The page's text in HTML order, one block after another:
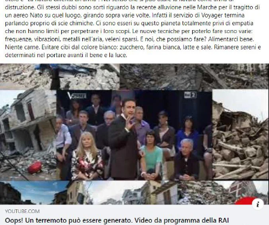
STORIA E CITAZIONI
INTRATTENIMENTO
COMPLOTTI, LEGGENDE URBANE ED
EVERGREEN
EDITORIALI